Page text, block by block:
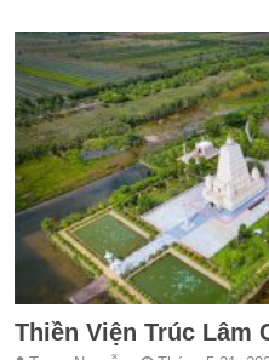
Thiền Viện Trúc Lâm